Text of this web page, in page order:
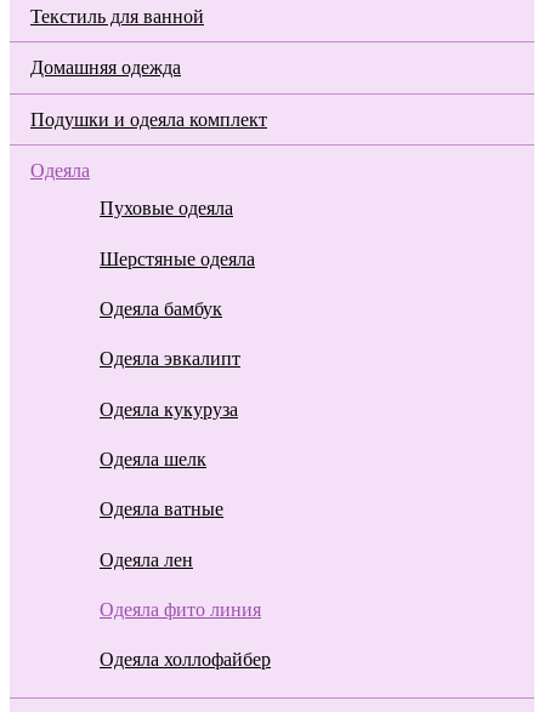
Текстиль для ванной
Домашняя одежда
Подушки и одеяла комплект
Одеяла
Пуховые одеяла
Шерстяные одеяла
Одеяла бамбук
Одеяла эвкалипт
Одеяла кукуруза
Одеяла шелк
Одеяла ватные
Одеяла лен
Одеяла фито линия
Одеяла холлофайбер